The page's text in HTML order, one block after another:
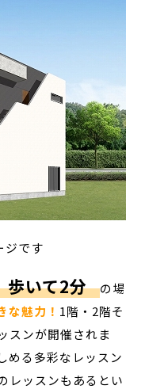
ジです
歩いて2分 の場
な魅力！ 1階・2階そ
スンが開催されま
める多彩なレッスン
レッスンもあるとい